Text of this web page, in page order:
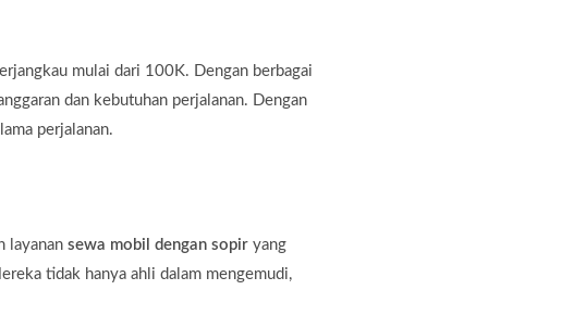
mulai dari 100K. Dengan berbagai
dan kebutuhan perjalanan. Dengan
perjalanan.
layanan sewa mobil dengan sopir yang
tidak hanya ahli dalam mengemudi,